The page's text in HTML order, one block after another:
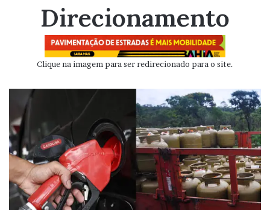
Direcionamento
Clique na imagem para ser redirecionado para o site.